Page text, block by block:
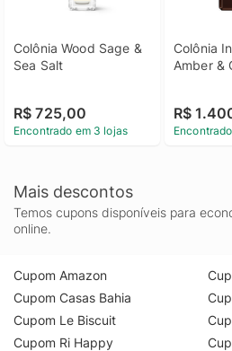
Colônia Wood Sage &
Sea Salt
R$ 725,00
Encontrado em 3 lojas
Colônia
Amber &
R$
Mais descontos
Temos cupons disponíveis para
online.
Cupom Amazon
Cupom Casas Bahia
Cupom Le Biscuit
Cupom Ri Happy